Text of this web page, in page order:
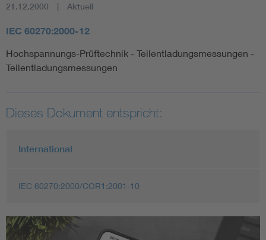
21.12.2000 Aktuell
IEC 60270:2000-12
Hochspannungs-Prüftechnik - Teilentladungsmessungen -
Teilentladungsmessungen
Dieses Dokument entspricht:
International
IEC 60270:2000/COR1:2001-10